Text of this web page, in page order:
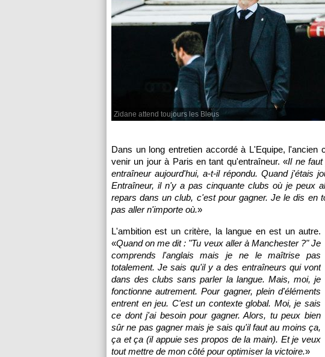
Zidane attend toujours les Bleus
Dans un long entretien accordé à L'Equipe,
venir un jour à Paris en tant qu'entraîneur. «Il ne
entraîneur aujourd'hui, a-t-il répondu. Quand j'étais
Entraîneur, il n'y a pas cinquante clubs où je peux
repars dans un club, c'est pour gagner. Je le dis en
pas aller n'importe où.»
L'ambition est un critère, la langue en est un autre.
«Quand on me dit : "Tu veux aller à Manchester ?" Je
comprends l'anglais mais je ne le maîtrise pas
totalement. Je sais qu'il y a des entraîneurs qui vont
dans des clubs sans parler la langue. Mais, moi, je
fonctionne autrement. Pour gagner, plein d'éléments
entrent en jeu. C'est un contexte global. Moi, je sais
ce dont j'ai besoin pour gagner. Alors, tu peux bien
sûr ne pas gagner mais je sais qu'il faut au moins ça,
ça et ça (il appuie ses propos de la main). Et je veux
tout mettre de mon côté pour optimiser la victoire.»